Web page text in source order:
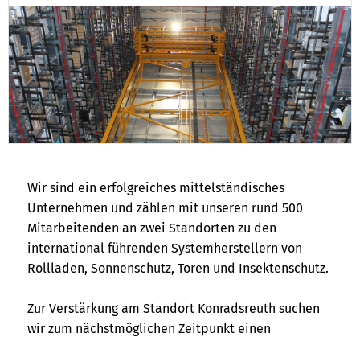
Wir sind ein erfolgreiches mittelständisches
Unternehmen und zählen mit unseren rund 500
Mitarbeitenden an zwei Standorten zu den
international führenden Systemherstellern von
Rollladen, Sonnenschutz, Toren und Insektenschutz.
Zur Verstärkung am Standort Konradsreuth suchen
wir zum nächstmöglichen Zeitpunkt einen